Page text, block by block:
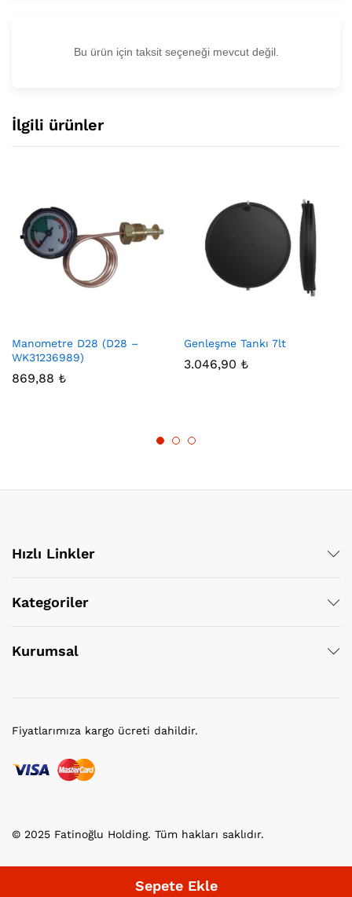
Sepete Ekle
Bu ürün için taksit seçeneği mevcut değil.
İlgili ürünler
Manometre D28 (D28 –
WK31236989)
869,88 ₺
Genleşme Tankı 7lt
3.046,90 ₺
Hızlı Linkler
Kategoriler
Kurumsal
© 2025 Fatinoğlu Holding. Tüm hakları saklıdır.
Fiyatlarımıza kargo ücreti dahildir.